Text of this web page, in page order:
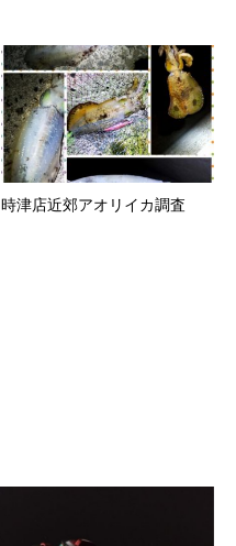
時津店近郊アオリイカ調査